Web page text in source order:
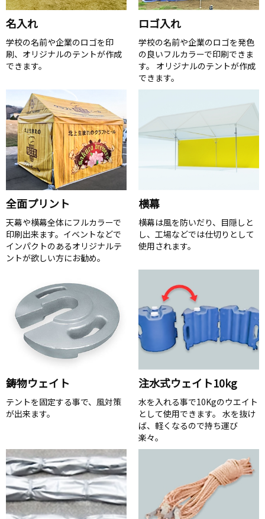
名入れ
学校の名前や企業のロゴを印
刷、オリジナルのテントが作成
できます。
ロゴ入れ
学校の名前や企業のロゴを発色
の良いフルカラーで印刷できま
す。 オリジナルのテントが作成
できます。
全面プリント
天幕や横幕全体にフルカラーで
印刷出来ます。イベントなどで
インパクトのあるオリジナルテ
ントが欲しい方にお勧め。
横幕
横幕は風を防いだり、目隠しと
し、工場などでは仕切りとして
使用されます。
鋳物ウェイト
テントを固定する事で、風対策
が出来ます。
注水式ウェイト10kg
水を入れる事で10Kgのウエイト
として使用できます。 水を抜け
ば、軽くなるので持ち運び
楽々。